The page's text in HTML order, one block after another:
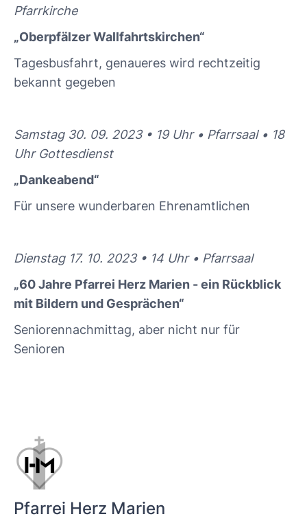
Pfarrkirche
„Oberpfälzer Wallfahrtskirchen“
Tagesbusfahrt, genaueres wird rechtzeitig
bekannt gegeben
Samstag 30. 09. 2023 • 19 Uhr • Pfarrsaal • 18
Uhr Gottesdienst
„Dankeabend“
Für unsere wunderbaren Ehrenamtlichen
Dienstag 17. 10. 2023 • 14 Uhr • Pfarrsaal
„60 Jahre Pfarrei Herz Marien - ein Rückblick
mit Bildern und Gesprächen“
Seniorennachmittag, aber nicht nur für
Senioren
Pfarrei Herz Marien